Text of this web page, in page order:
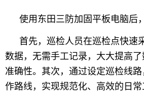
使用东田三防加固平板电脑后
首先，巡检人员在巡检点快速
数据，无需手工记录，大大提高
准确性。其次，通过设定巡检线
作路线，实现规范化、高效的日常